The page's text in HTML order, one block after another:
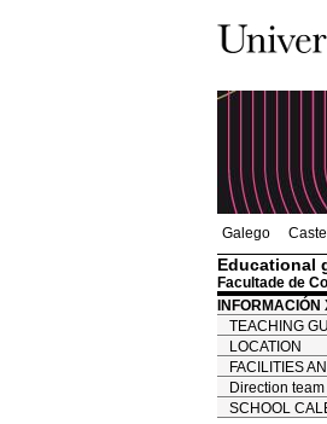
Galego
Educational
Facultade de
INFORMACIÓN
TEACHING
LOCATION
FACILITIES
Direction team
SCHOOL